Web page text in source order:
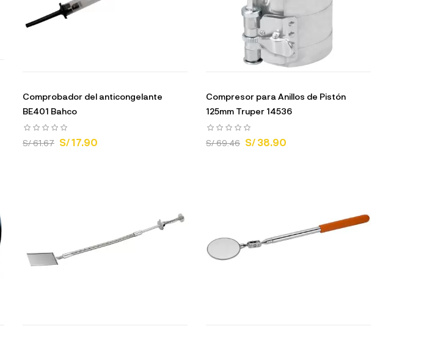
Comprobador del anticongelante
BE401 Bahco
S/ 61.67 S/ 17.90
Compresor para Anillos de Pistón
125mm Truper 14536
S/ 69.46 S/ 38.90